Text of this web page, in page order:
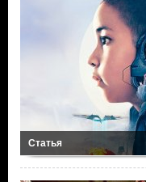
Статья